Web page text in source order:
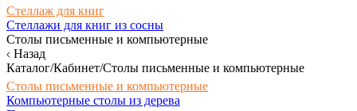
Стеллаж для книг
Стеллажи для книг из сосны
Столы письменные и компьютерные
Назад
Каталог/Кабинет/Столы письменные и компьютерные
Столы письменные и компьютерные
Компьютерные столы из дерева